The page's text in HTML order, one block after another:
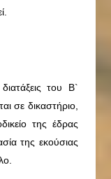
του Β`
σε δικαστήριο,
της έδρας
της εκούσιας